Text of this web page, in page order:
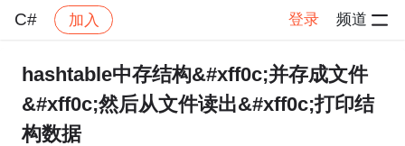
C# 加入 登录 频道
社区 C# 帖子详情
hashtable中存结构&#xff0c;并存成文件
&#xff0c;然后从文件读出&#xff0c;打印结
构数据